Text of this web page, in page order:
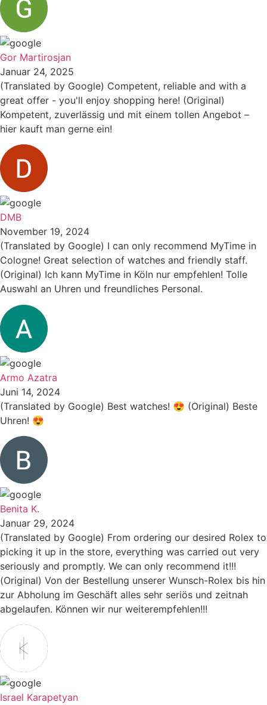
Gor Martirosjan
Januar 24, 2025
(Translated by Google) Competent, reliable and with a
great offer - you'll enjoy shopping here! (Original)
Kompetent, zuverlässig und mit einem tollen Angebot –
hier kauft man gerne ein!
DMB
November 19, 2024
(Translated by Google) I can only recommend MyTime in
Cologne! Great selection of watches and friendly staff.
(Original) Ich kann MyTime in Köln nur empfehlen! Tolle
Auswahl an Uhren und freundliches Personal.
Armo Azatra
Juni 14, 2024
(Translated by Google) Best watches! 😍 (Original) Beste
Uhren! 😍
Benita K.
Januar 29, 2024
(Translated by Google) From ordering our desired Rolex to
picking it up in the store, everything was carried out very
seriously and promptly. We can only recommend it!!!
(Original) Von der Bestellung unserer Wunsch-Rolex bis hin
zur Abholung im Geschäft alles sehr seriös und zeitnah
abgelaufen. Können wir nur weiterempfehlen!!!
Israel Karapetyan